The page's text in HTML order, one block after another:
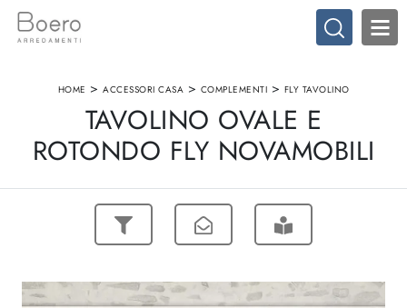
HOME > ACCESSORI CASA > COMPLEMENTI > FLY TAVOLINO
TAVOLINO OVALE E
ROTONDO FLY NOVAMOBILI